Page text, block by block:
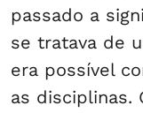
passado a
se tratava de
era possível
as disciplinas.